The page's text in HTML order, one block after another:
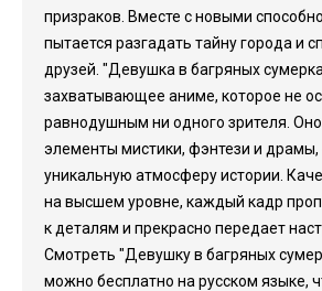
призраков. Вместе с новыми
пытается разгадать тайну города и
друзей. "Девушка в багряных
захватывающее аниме, которое не
равнодушным ни одного зрителя. Оно
элементы мистики, фэнтези и драмы,
уникальную атмосферу истории.
на высшем уровне, каждый кадр
к деталям и прекрасно передает
Смотреть "Девушку в багряных
можно бесплатно на русском языке,